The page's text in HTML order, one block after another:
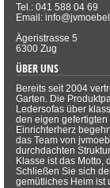
Tel.: 041 588 04 69
Email:
Ägeristrasse 5
6300 Zug
ÜBER UNS
Bereits seit 2004
Garten. Die
Ledersofas über
den eigen
Einrichterherz
das Team von
durchdachten
Klasse ist das Motto,
Schließen Sie sich
gemütliches Heim ist